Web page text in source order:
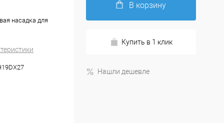
насадка для
В корзину
Купить в 1 клик
Нашли дешевле